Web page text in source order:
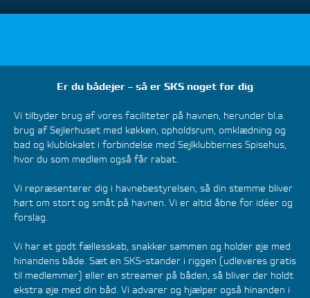
Er du bådejer – så er SKS noget for dig
Vi tilbyder brug af vores faciliteter på havnen, herunder bl.a.
brug af Sejlerhuset med køkken, opholdsrum, omklædning og
bad og klublokalet i forbindelse med Sejlklubbernes Spisehus,
hvor du som medlem også får rabat.
Vi repræsenterer dig i havnebestyrelsen, så din stemme bliver
hørt om stort og småt på havnen. Vi er altid åbne for idéer og
forslag.
Vi har et godt fællesskab, snakker sammen og holder øje med
hinandens både. Sæt en SKS-stander i riggen (udleveres gratis
til medlemmer) eller en streamer på båden, så bliver der holdt
ekstra øje med din båd. Vi advarer og hjælper også hinanden i